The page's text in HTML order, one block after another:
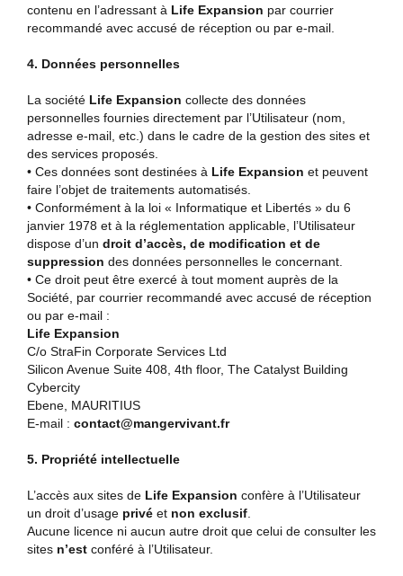
contenu en l’adressant à Life Expansion par courrier
recommandé avec accusé de réception ou par e-mail.
4. Données personnelles
La société Life Expansion collecte des données
personnelles fournies directement par l’Utilisateur (nom,
adresse e-mail, etc.) dans le cadre de la gestion des sites et
des services proposés.
• Ces données sont destinées à Life Expansion et peuvent
faire l’objet de traitements automatisés.
• Conformément à la loi « Informatique et Libertés » du 6
janvier 1978 et à la réglementation applicable, l’Utilisateur
dispose d’un droit d’accès, de modification et de
suppression des données personnelles le concernant.
• Ce droit peut être exercé à tout moment auprès de la
Société, par courrier recommandé avec accusé de réception
ou par e-mail :
Life Expansion
C/o StraFin Corporate Services Ltd
Silicon Avenue Suite 408, 4th floor, The Catalyst Building
Cybercity
Ebene, MAURITIUS
E-mail : contact@mangervivant.fr
5. Propriété intellectuelle
L’accès aux sites de Life Expansion confère à l’Utilisateur
un droit d’usage privé et non exclusif
Aucune licence ni aucun autre droit que celui de consulter les
sites n’est conféré à l’Utilisateur.